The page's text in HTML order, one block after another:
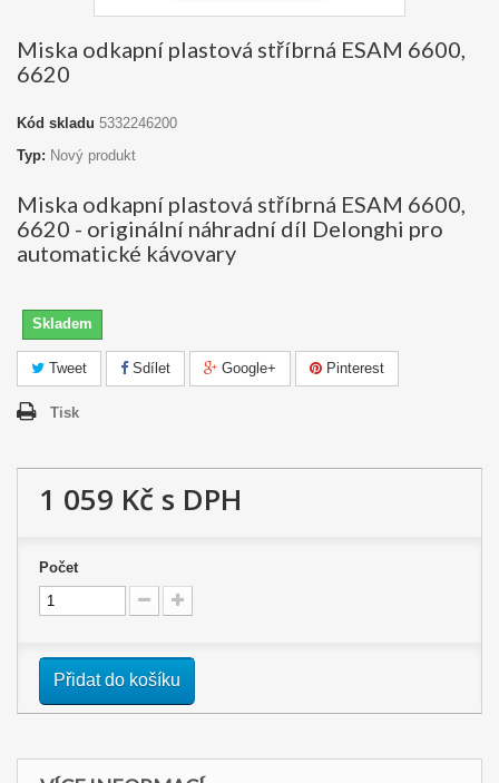
Miska odkapní plastová stříbrná ESAM 6600,
6620
Kód skladu 5332246200
Typ: Nový produkt
Miska odkapní plastová stříbrná ESAM 6600,
6620 - originální náhradní díl Delonghi pro
automatické kávovary
Skladem
Tweet Sdílet Google+ Pinterest
Tisk
1 059 Kč s DPH
Počet
Přidat do košíku